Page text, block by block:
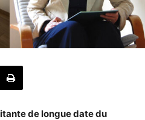
de longue date du